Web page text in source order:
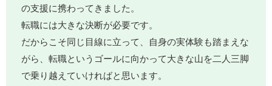
の支援に携わってきました。
転職には大きな決断が必要です。
だからこそ同じ目線に立って、自身の実体験も踏まえな
がら、転職というゴールに向かって大きな山を二人三脚
で乗り越えていければと思います。